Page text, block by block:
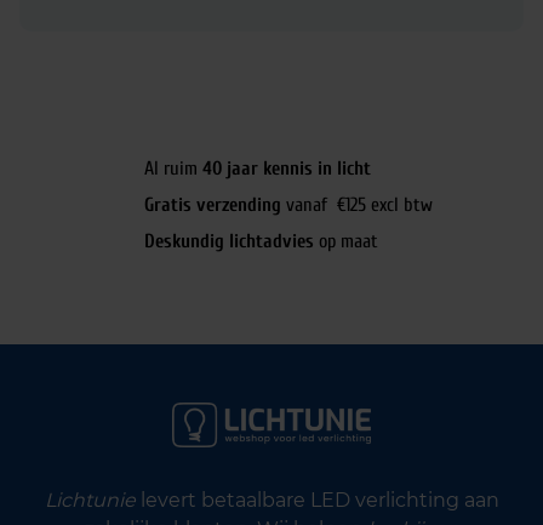
Al ruim 40 jaar kennis in licht
Gratis verzending vanaf €125 excl btw
Deskundig lichtadvies op maat
Lichtunielevert betaalbare LED verlichting aan